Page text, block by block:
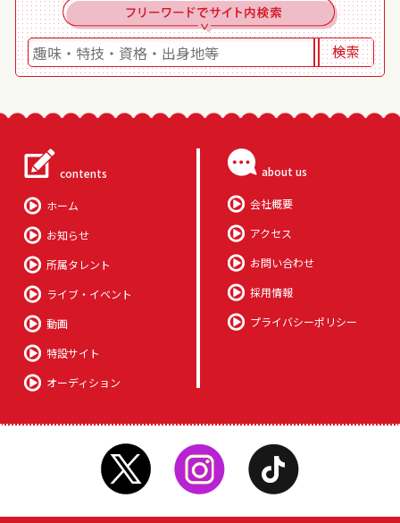
contents
ホーム
お知らせ
所属タレント
ライブ・イベント
動画
特設サイト
オーディション
about us
会社概要
アクセス
お問い合わせ
採用情報
プライバシーポリシー